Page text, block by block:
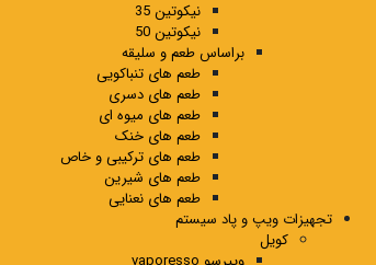
نیکوتین 35
نیکوتین 50
براساس طعم و سلیقه
طعم های تنباکویی
طعم های دسری
طعم های میوه ای
طعم های خنک
طعم های ترکیبی و خاص
طعم های شیرین
طعم های نعنایی
تجهیزات ویپ و پاد سیستم
کویل